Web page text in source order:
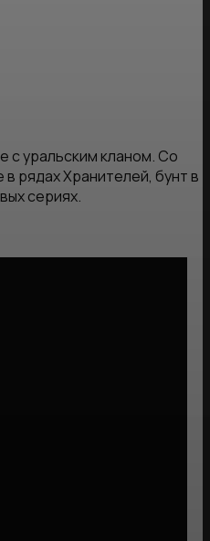
с уральским кланом. Со
рядах Хранителей, бунт в
сериях.